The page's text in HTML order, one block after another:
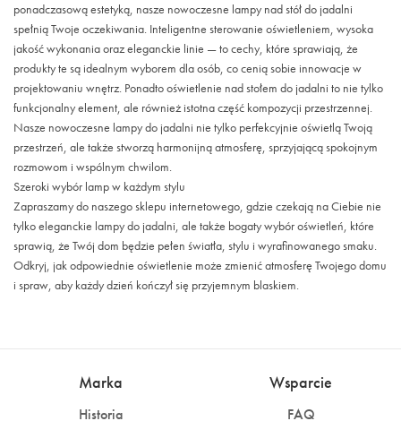
ponadczasową estetyką, nasze nowoczesne lampy nad stół do jadalni
spełnią Twoje oczekiwania. Inteligentne sterowanie oświetleniem, wysoka
jakość wykonania oraz eleganckie linie — to cechy, które sprawiają, że
produkty te są idealnym wyborem dla osób, co cenią sobie innowacje w
projektowaniu wnętrz. Ponadto oświetlenie nad stołem do jadalni to nie tylko
funkcjonalny element, ale również istotna część kompozycji przestrzennej.
Nasze nowoczesne lampy do jadalni nie tylko perfekcyjnie oświetlą Twoją
przestrzeń, ale także stworzą harmonijną atmosferę, sprzyjającą spokojnym
rozmowom i wspólnym chwilom.
Szeroki wybór lamp w każdym stylu
Zapraszamy do naszego sklepu internetowego, gdzie czekają na Ciebie nie
tylko eleganckie lampy do jadalni, ale także bogaty wybór oświetleń, które
sprawią, że Twój dom będzie pełen światła, stylu i wyrafinowanego smaku.
Odkryj, jak odpowiednie oświetlenie może zmienić atmosferę Twojego domu
i spraw, aby każdy dzień kończył się przyjemnym blaskiem.
Marka
Historia
Wsparcie
FAQ